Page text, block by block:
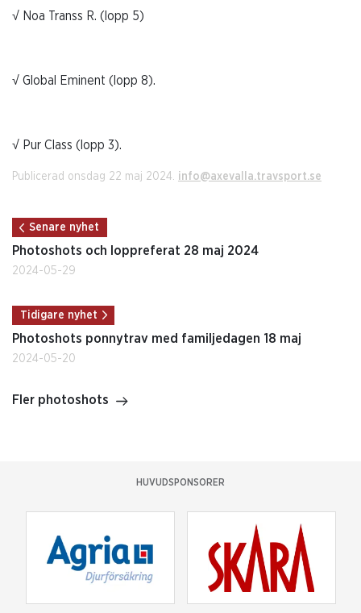
√ Noa Transs R. (lopp 5)
√ Global Eminent (lopp 8).
√ Pur Class (lopp 3).
Publicerad onsdag 22 maj 2024. info@axevalla.travsport.se
Senare nyhet
Photoshots och loppreferat 28 maj 2024
2024-05-29
Tidigare nyhet
Photoshots ponnytrav med familjedagen 18 maj
2024-05-20
Fler photoshots
HUVUDSPONSORER